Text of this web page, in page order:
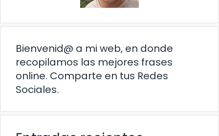
Bienvenid@ a mi web, en donde
recopilamos las mejores frases
online. Comparte en tus Redes
Sociales.